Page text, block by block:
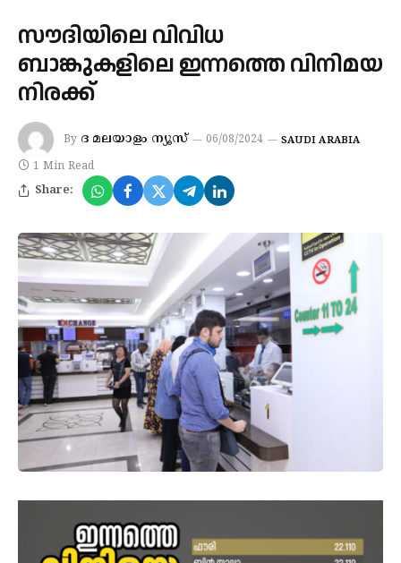
സൗദിയിലെ വിവിധ
ബാങ്കുകളിലെ ഇന്നത്തെ വിനിമയ
നിരക്ക്
By ദ മലയാളം ന്യൂസ് 06/08/2024 SAUDI ARABIA
1 Min Read
Share: